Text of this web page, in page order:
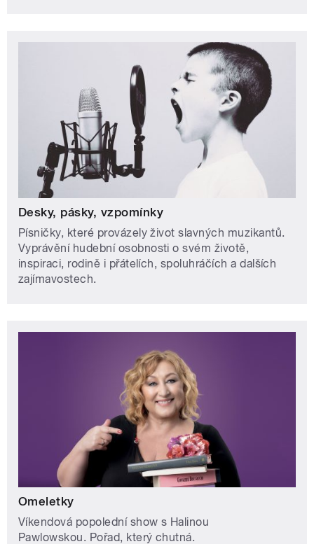
Desky, pásky, vzpomínky
Písničky, které provázely život slavných muzikantů.
Vyprávění hudební osobnosti o svém životě,
inspiraci, rodině i přátelích, spoluhráčích a dalších
zajímavostech.
Omeletky
Víkendová popolední show s Halinou
Pawlowskou. Pořad, který chutná.